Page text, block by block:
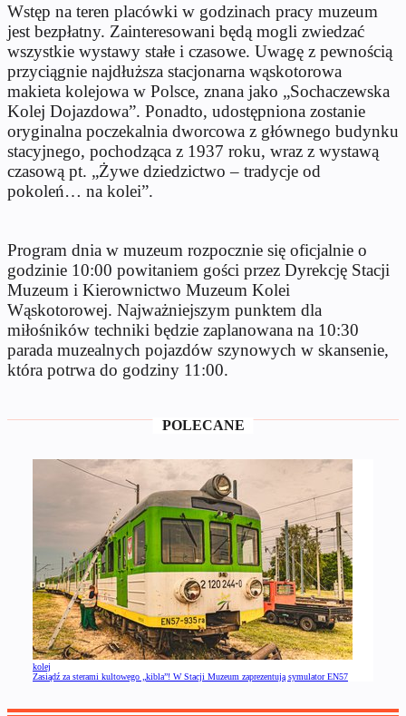
Wstęp na teren placówki w godzinach pracy muzeum
jest bezpłatny. Zainteresowani będą mogli zwiedzać
wszystkie wystawy stałe i czasowe. Uwagę z pewnością
przyciągnie najdłuższa stacjonarna wąskotorowa
makieta kolejowa w Polsce, znana jako „Sochaczewska
Kolej Dojazdowa”. Ponadto, udostępniona zostanie
oryginalna poczekalnia dworcowa z głównego budynku
stacyjnego, pochodząca z 1937 roku, wraz z wystawą
czasową pt. „Żywe dziedzictwo – tradycje od
pokoleń… na kolei”.
Program dnia w muzeum rozpocznie się oficjalnie o
godzinie 10:00 powitaniem gości przez Dyrekcję Stacji
Muzeum i Kierownictwo Muzeum Kolei
Wąskotorowej. Najważniejszym punktem dla
miłośników techniki będzie zaplanowana na 10:30
parada muzealnych pojazdów szynowych w skansenie,
która potrwa do godziny 11:00.
POLECANE
kolej
Zasiądź za sterami kultowego „kibla”! W Stacji Muzeum zaprezentują symulator EN57